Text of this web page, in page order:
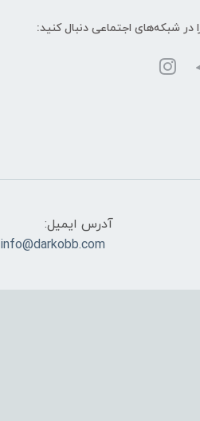
در شبکه‌های اجتماعی دنبال کنید:
آدرس ایمیل:
info@darkobb.com